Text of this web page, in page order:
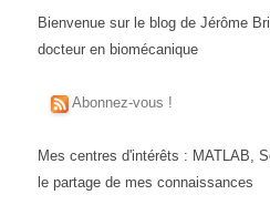
Bienvenue sur le blog de Jérôme
docteur en biomécanique
Abonnez-vous !
Mes centres d'intérêts : MATLAB,
le partage de mes connaissances